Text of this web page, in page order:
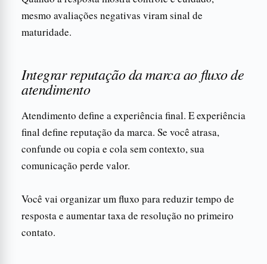
mesmo avaliações negativas viram sinal de
maturidade.
Integrar reputação da marca ao fluxo de
atendimento
Atendimento define a experiência final. E experiência
final define reputação da marca. Se você atrasa,
confunde ou copia e cola sem contexto, sua
comunicação perde valor.
Você vai organizar um fluxo para reduzir tempo de
resposta e aumentar taxa de resolução no primeiro
contato.